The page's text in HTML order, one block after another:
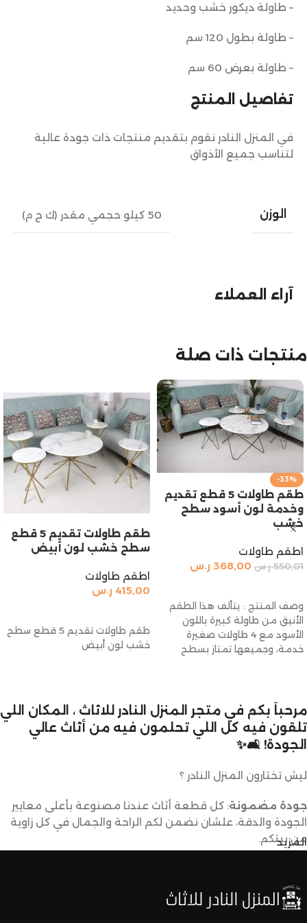
تفاصيل المنتج
في المنزل النادر نقوم بتقديم منتجات ذات جودة عالية
لتناسب جميع الأذواق
الوزن 50 كيلو حجمي مقدر (ك ح م)
– طاولة ديكور خشب وحديد
– طاولة بطول 120 سم
– طاولة بعرض 60 سم
آراء العملاء
منتجات ذات صلة
-33%
طقم طاولات 5 قطع تقديم
وخدمة لون أسود سطح
خشب
اطقم طاولات
550,01 ر.س 368,00 ر.س
وصف المنتج : يتألف هذا الطقم
الأنيق من طاولة كبيرة باللون
الأسود مع 4 طاولات صغيرة
خدمة، وجميعها تمتاز بسطح
طقم طاولات تقديم 5 قطع
سطح خشب لون أبيض
اطقم طاولات
415,00 ر.س
طقم طاولات تقديم 5 قطع سطح
خشب لون أبيض
مرحباً بكم في متجر المنزل النادر للاثاث ، المكان اللي
تلقون فيه كل اللي تحلمون فيه من أثاث عالي
الجودة! 🛋️✨
ليش تختارون المنزل النادر ؟
جودة مضمونة: كل قطعة أثاث عندنا مصنوعة بأعلى معايير
الجودة والدقة، علشان نضمن لكم الراحة والجمال في كل زاوية
من بيتكم.
الأذواق والديكورات. ما راح تحتاجون تدورون كثير علشان تلقون
اللي يعجبكم.
المزيد